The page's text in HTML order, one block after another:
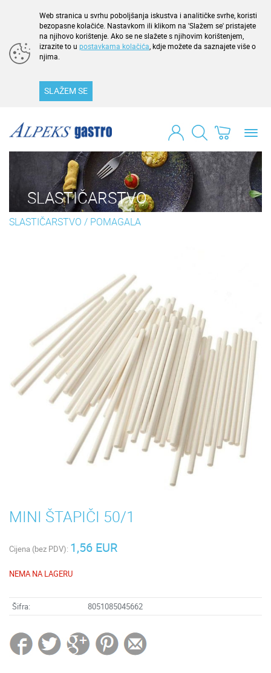
Web stranica u svrhu poboljšanja iskustva i analitičke svrhe, koristi
bezopasne kolačiće. Nastavkom ili klikom na 'Slažem se' pristajete
na njihovo korištenje. Ako se ne slažete s njihovim korištenjem,
izrazite to u postavkama kolačića , kdje možete da saznajete više o
njima.
SLAŽEM SE
SLASTIČARSTVO
SLASTIČARSTVO / POMAGALA
MINI ŠTAPIČI 50/1
Cijena (bez PDV): 1,56 EUR
NEMA NA LAGERU
Šifra: 8051085045662